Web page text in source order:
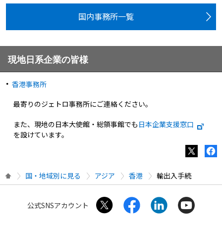
国内事務所一覧
現地日系企業の皆様
香港事務所
最寄りのジェトロ事務所にご連絡ください。
また、現地の日本大使館・総領事館でも 日本企業支援窓口
を設けています。
国・地域別に見る アジア 香港 輸出入手続
公式SNSアカウント